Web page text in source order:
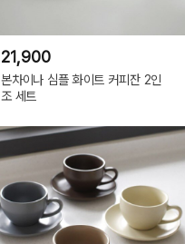
21,900
본차이나 심플 화이트 커피잔 2인
조 세트